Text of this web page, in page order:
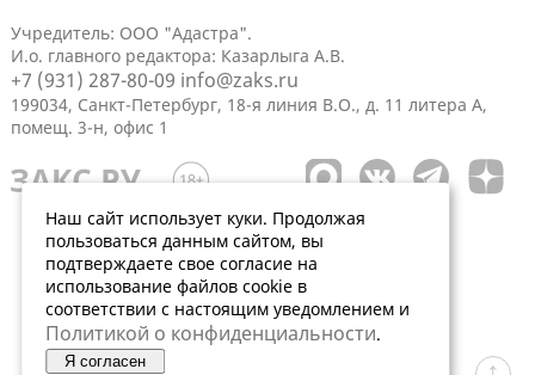
Учредитель: ООО "Адастра".
И.о. главного редактора: Казарлыга А.В.
+7 (931) 287-80-09 info@zaks.ru
199034, Санкт-Петербург, 18-я линия В.О., д. 11 литера А,
помещ. 3-н, офис 1
Наш сайт использует куки. Продолжая
пользоваться данным сайтом, вы
подтверждаете свое согласие на
использование файлов cookie в
соответствии с настоящим уведомлением и
Политикой о конфиденциальности.
Я согласен